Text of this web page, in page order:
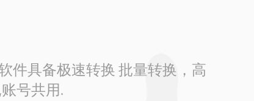
件具备极速转换 批量转换，高
号共用.